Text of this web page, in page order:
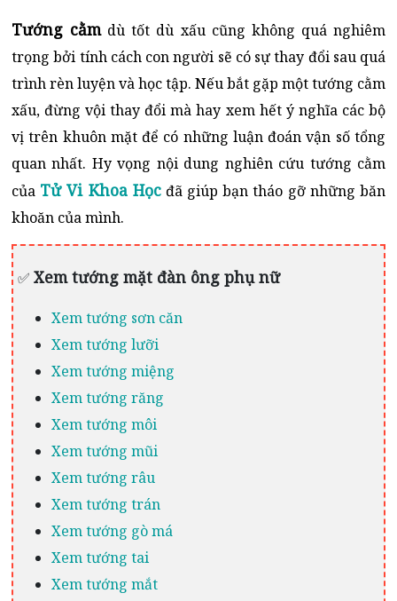
Tướng cằmdù tốt dù xấu cũng không quá nghiêm
trọng bởi tính cách con người sẽ có sự thay đổi sau quá
trình rèn luyện và học tập. Nếu bắt gặp một tướng cằm
xấu, đừng vội thay đổi mà hay xem hết ý nghĩa các bộ
vị trên khuôn mặt để có những luận đoán vận số tổng
quan nhất. Hy vọng nội dung nghiên cứu tướng cằm
của Tử Vi Khoa Họcđã giúp bạn tháo gỡ những băn
khoăn của mình.
✅ Xem tướng mặt đàn ông phụ nữ
Xem tướng sơn căn
Xem tướng lưỡi
Xem tướng miệng
Xem tướng răng
Xem tướng môi
Xem tướng mũi
Xem tướng râu
Xem tướng trán
Xem tướng gò má
Xem tướng tai
Xem tướng mắt